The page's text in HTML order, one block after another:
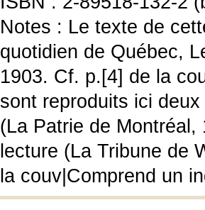
Notes : Le texte de
quotidien de Québec,
1903. Cf. p.[4] de la
sont reproduits ici
(La Patrie de
lecture (La Tribune de
la couv|Comprend un